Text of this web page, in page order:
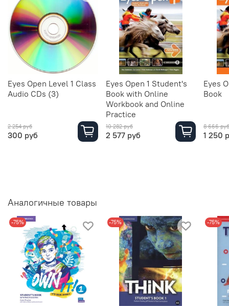
Eyes Open Level 1 Class
Audio CDs (3)
2 254 руб
300 руб
Eyes Open 1 Student's
Book with Online
Workbook and Online
Practice
10 282 руб
2 577 руб
Eyes
Book
8 666 руб
1 250
Аналогичные товары
-75% -75% -75%